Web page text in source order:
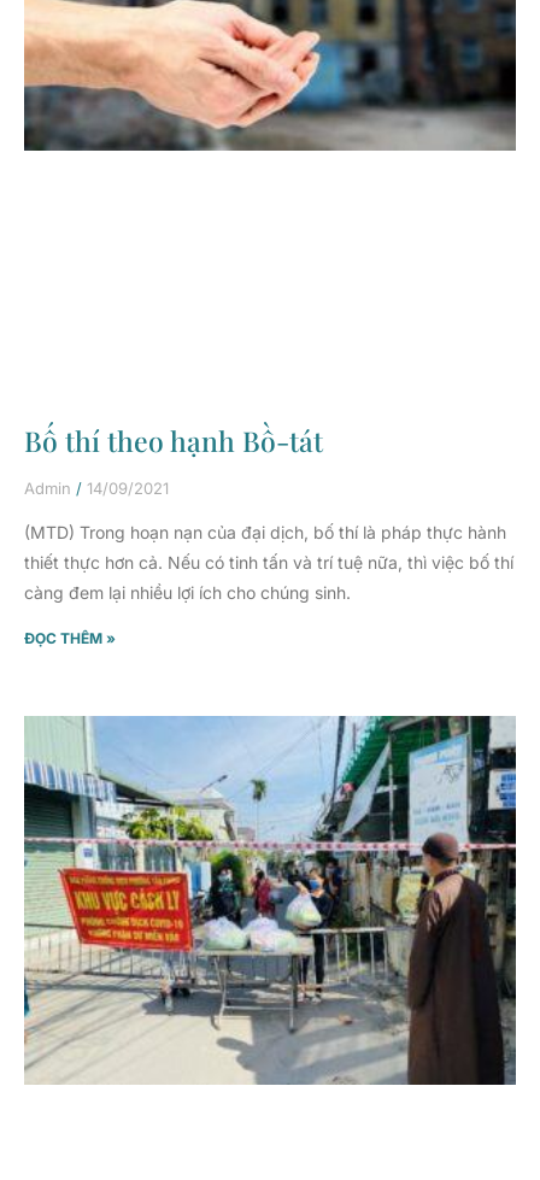
Bố thí theo hạnh Bồ-tát
Admin 14/09/2021
(MTD) Trong hoạn nạn của đại dịch, bố thí là pháp thực hành
thiết thực hơn cả. Nếu có tinh tấn và trí tuệ nữa, thì việc bố thí
càng đem lại nhiều lợi ích cho chúng sinh.
ĐỌC THÊM »